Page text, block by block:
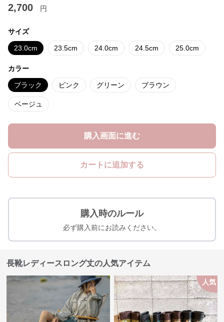
2,700 円
サイズ
23.0cm 23.5cm 24.0cm 24.5cm 25.0cm
カラー
ブラック ピンク グリーン ブラウン
ベージュ
購入画面に進む
カートに追加する
購入時のルール
必ず購入前にお読みください。
長靴レディースロング丈の人気アイテム
人気